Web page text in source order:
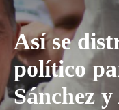
Así se
político
Sánchez